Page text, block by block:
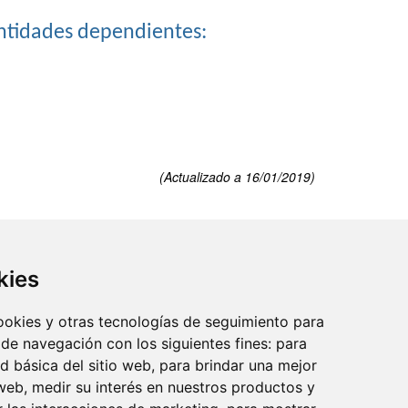
y otras tecnologías de seguimiento para
navegación con los siguientes fines: para
básica del sitio web, para brindar una mejor
, medir su interés en nuestros productos y
dependientes:
(Actualizado a 16/01/2019)